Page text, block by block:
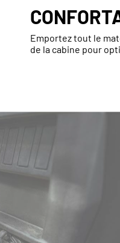
Emportez tout le
de la cabine pour